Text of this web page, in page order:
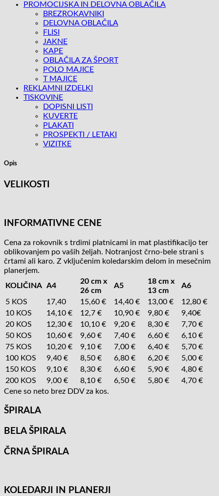
PROMOCIJSKA IN DELOVNA OBLAČILA
BREZROKAVNIKI
DELOVNA OBLAČILA
FLISI
JAKNE
KAPE
OBLAČILA ZA ŠPORT
POLO MAJICE
T MAJICE
REKLAMNI IZDELKI
TISKOVINE
DOPISNI LISTI
KUVERTE
PLAKATI
PROSPEKTI / LETAKI
VIZITKE
Opis
VELIKOSTI
INFORMATIVNE CENE
Cena za rokovnik s trdimi platnicami in mat plastifikacijo ter
oblikovanjem po vaših željah. Notranjost črno-bele strani s
črtami ali karo. Z vključenim koledarskim delom in mesečnim
planerjem.
KOLIČINA A4
20 cm x
26 cm
A5
18 cm x
13 cm
A6
5 KOS 17,40 15,60 € 14,40 € 13,00 €
12,80 €
10 KOS
14,10 € 12,7 € 10,90 € 9,80 €
9,40€
20 KOS
12,30 € 10,10 € 9,20 € 8,30 €
7,70 €
50 KOS
10,60 € 9,60 € 7,40 € 6,60 €
6,10 €
75 KOS
10,20 € 9,10 € 7,00 € 6,40 €
5,70 €
100 KOS
9,40 € 8,50 € 6,80 € 6,20 €
5,00 €
150 KOS
9,10 € 8,30 € 6,60 € 5,90 €
4,80 €
200 KOS
9,00 € 8,10 € 6,50 € 5,80 €
4,70 €
Cene so neto brez DDV za kos.
ŠPIRALA
BELA ŠPIRALA
ČRNA ŠPIRALA
KOLEDARJI IN PLANERJI